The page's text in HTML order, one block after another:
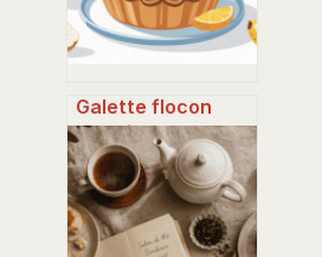
Galette flocon
d’avoine banane :
la recette saine et
rapide à adopter